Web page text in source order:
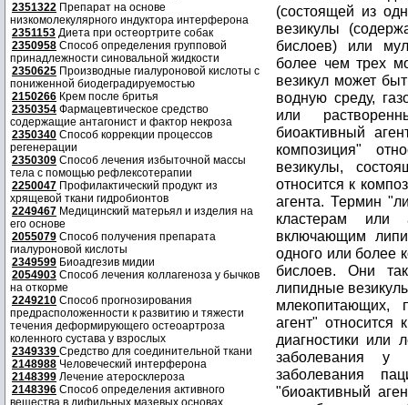
2351322 Препарат на основе
низкомолекулярного индуктора интерферона
2351153 Диета при остеортрите собак
2350958 Способ определения групповой
принадлежности синовальной жидкости
2350625 Производные гиалуроновой кислоты с
пониженной биодеградируемостью
2150266 Крем после бритья
2350354 Фармацевтическое средство
содержащие антагонист и фактор некроза
2350340 Способ коррекции процессов
регенерации
2350309 Способ лечения избыточной массы
тела с помощью рефлексотерапии
2250047 Профилактический продукт из
хрящевой ткани гидробионтов
2249467 Медицинский матерьял и изделия на
его основе
2055079 Способ получения препарата
гиалуроновой кислоты
2349599 Биоадгезив мидии
2054903 Способ лечения коллагеноза у бычков
на откорме
2249210 Способ прогнозирования
предрасположенности к развитию и тяжести
течения деформирующего остеоартроза
коленного сустава у взрослых
2349339 Средство для соединительной ткани
2148988 Человеческий интерферона
2148399 Лечение атеросклероза
2148396 Способ определения активного
вещества в дифильных мазевых основах